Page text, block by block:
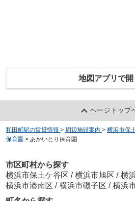
地図アプリで開
ページトップ
和田町駅の賃貸情報 > 周辺施設案内 > 横浜市保
保育園 > あかいとり保育園
市区町村から探す
横浜市保土ケ谷区 / 横浜市旭区 / 横
横浜市港南区 / 横浜市磯子区 / 横浜